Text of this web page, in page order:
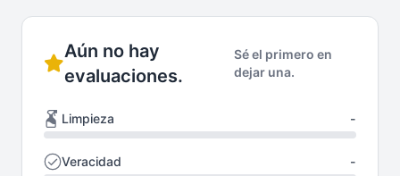
Aún no hay
evaluaciones.
Sé el primero en
dejar una.
Limpieza -
Veracidad -